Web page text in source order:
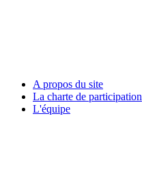
A propos du site
La charte de participation
L'équipe